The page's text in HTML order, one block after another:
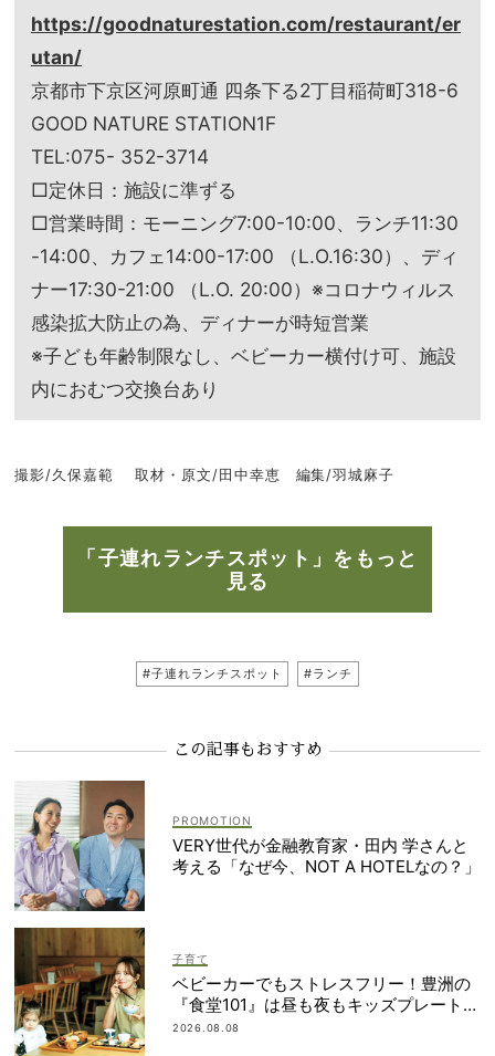
https://goodnaturestation.com/restaurant/er
utan/
京都市下京区河原町通 四条下る2丁目稲荷町318-6
GOOD NATURE STATION1F
TEL:075- 352-3714
□定休日：施設に準ずる
□営業時間：モーニング7:00-10:00、ランチ11:30
-14:00、カフェ14:00-17:00 （L.O.16:30）、ディ
ナー17:30-21:00 （L.O. 20:00）※コロナウィルス
感染拡大防止の為、ディナーが時短営業
※子ども年齢制限なし、ベビーカー横付け可、施設
内におむつ交換台あり
撮影/久保嘉範 取材・原文/田中幸恵 編集/羽城麻子
「子連れランチスポット」をもっと
見る
#子連れランチスポット #ランチ
この記事もおすすめ
VERY世代が金融教育家・田内 学さんと
考える「なぜ今、NOT A HOTELなの？」
子育て
ベビーカーでもストレスフリー！豊洲の
『食堂101』は昼も夜もキッズプレートが
ある！
2026.08.08